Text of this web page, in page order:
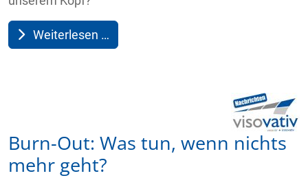
Weiterlesen …
Burn-Out: Was tun, wenn nichts
mehr geht?